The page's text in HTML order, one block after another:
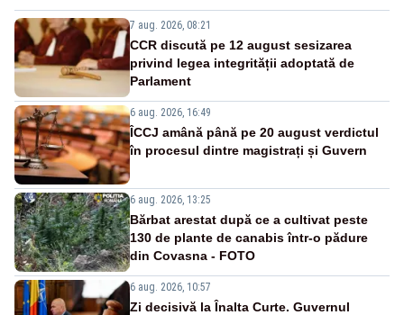
7 aug. 2026, 08:21
CCR discută pe 12 august sesizarea
privind legea integrității adoptată de
Parlament
6 aug. 2026, 16:49
ÎCCJ amână până pe 20 august verdictul
în procesul dintre magistrați și Guvern
6 aug. 2026, 13:25
Bărbat arestat după ce a cultivat peste
130 de plante de canabis într-o pădure
din Covasna - FOTO
6 aug. 2026, 10:57
Zi decisivă la Înalta Curte. Guvernul